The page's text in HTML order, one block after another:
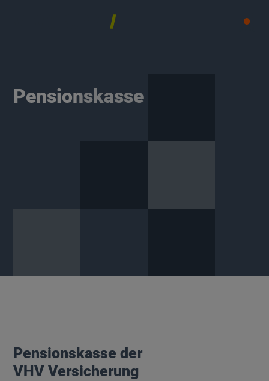
Pensionskasse
Pensionskasse der
VHV Versicherung